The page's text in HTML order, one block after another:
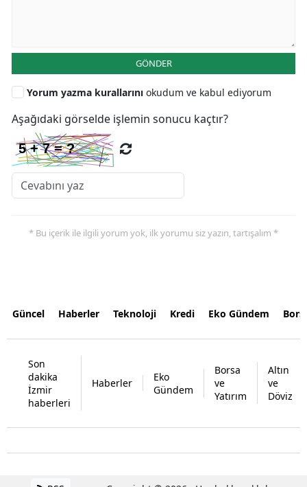
GÖNDER
Yorum yazma kurallarını okudum ve kabul ediyorum
Aşağıdaki görselde işlemin sonucu kaçtır?
* Bu içerik ile ilgili yorum yok, ilk yorumu siz yazın, tartışalım *
Güncel Haberler Teknoloji Kredi Eko Gündem
Son
dakika
İzmir
haberleri
Haberler
Eko
Gündem
Borsa
ve
Yatırım
Altın
ve
Döviz